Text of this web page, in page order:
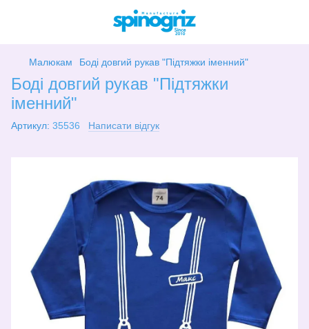
Малюкам Боді довгий рукав "Підтяжки іменний"
Боді довгий рукав "Підтяжки
іменний"
Артикул: 35536 Написати відгук